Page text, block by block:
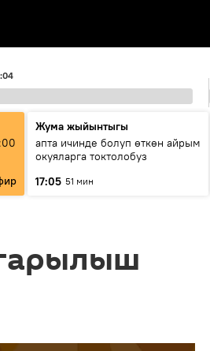
Жума жыйынтыгы
апта ичинде болуп өткөн айрым
окуяларга токтолобуз
17:05 51 мин